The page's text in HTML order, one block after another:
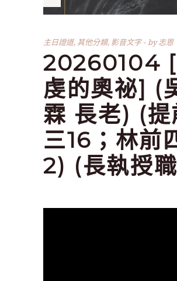
主日證道, 其他分類, 影音文字 by志恩
20260104
虔的奧祕] (
霖 長老) (提
三16；林前
2) (長執授